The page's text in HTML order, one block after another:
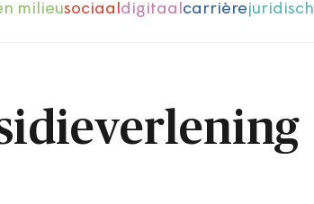
milieusociaaldigitaalcarrièrejuridisch